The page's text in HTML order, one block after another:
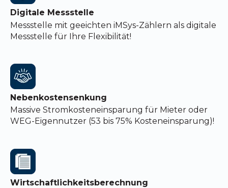
Digitale Messstelle
Messstelle mit geeichten iMSys-Zählern als digitale
Messstelle für Ihre Flexibilität!
Nebenkostensenkung
Massive Stromkosteneinsparung für Mieter oder
WEG-Eigennutzer (53 bis 75% Kosteneinsparung)!
Wirtschaftlichkeitsberechnung